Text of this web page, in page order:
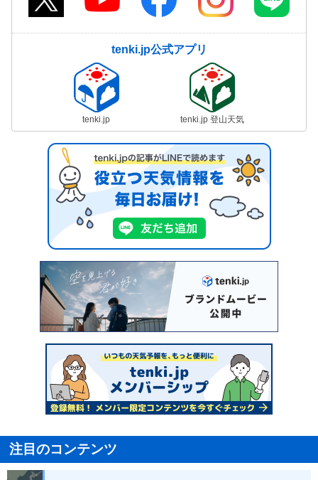
tenki.jp公式アプリ
tenki.jp tenki.jp 登山天気
注目のコンテンツ